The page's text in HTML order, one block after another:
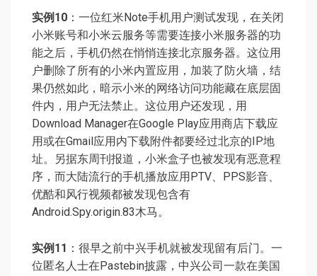
实例10 ：一位红米Note手机用户测试发现，在关闭
小米账号和小米云服务等需要连接小米服务器的功
能之后，手机仍然在悄悄连接北京服务器。这位用
户删除了所有的小米内置应用，加装了防火墙，结
果仍然如此，暗示小米的网络访问功能藏在底层固
件内，用户无法禁止。这位用户还发现，用
Download Manager在Google Play应用商店下载应
用或在Gmail应用内下载附件都要经过北京的IP地
址。另据东周刊报道，小米盒子也被发现有恶意程
序，而大陆流行的手机播放应用PTV、PPS影音、
优酷和风行视频都被发现包含有
Android.Spy.origin.83木马。
实例11 ：很早之前中兴手机就被发现留有后门。一
位匿名人士在Pastebin披露，中兴公司一款在美国